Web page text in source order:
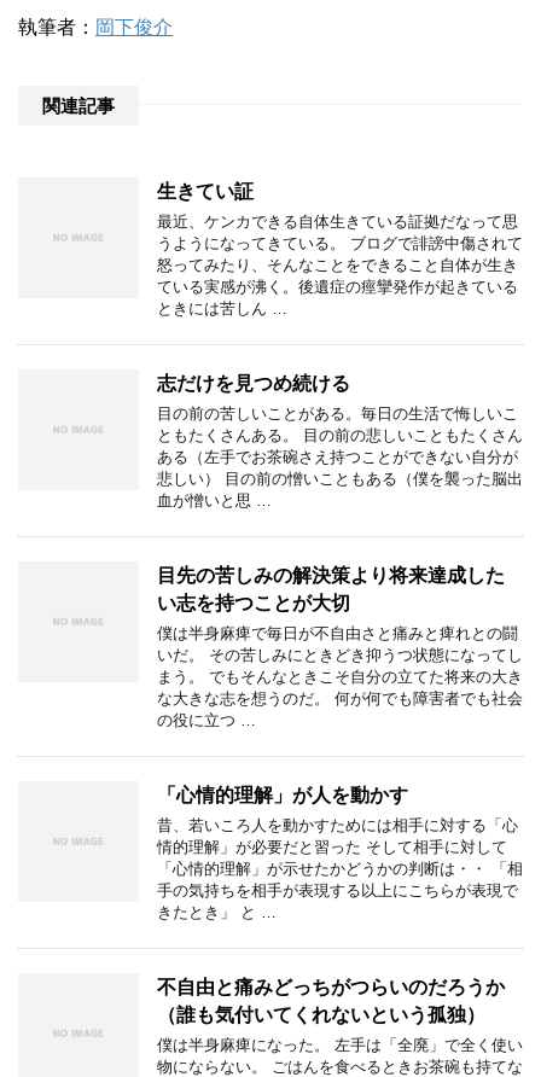
執筆者： 岡下俊介
関連記事
生きてい証
最近、ケンカできる自体生きている証拠だなって思
うようになってきている。 ブログで誹謗中傷されて
怒ってみたり、そんなことをできること自体が生き
ている実感が沸く。後遺症の痙攣発作が起きている
ときには苦しん …
志だけを見つめ続ける
目の前の苦しいことがある。毎日の生活で悔しいこ
ともたくさんある。 目の前の悲しいこともたくさん
ある（左手でお茶碗さえ持つことができない自分が
悲しい） 目の前の憎いこともある（僕を襲った脳出
血が憎いと思 …
目先の苦しみの解決策より将来達成した
い志を持つことが大切
僕は半身麻痺で毎日が不自由さと痛みと痺れとの闘
いだ。 その苦しみにときどき抑うつ状態になってし
まう。 でもそんなときこそ自分の立てた将来の大き
な大きな志を想うのだ。 何が何でも障害者でも社会
の役に立つ …
「心情的理解」が人を動かす
昔、若いころ人を動かすためには相手に対する「心
情的理解」が必要だと習った そして相手に対して
「心情的理解」が示せたかどうかの判断は・・ 「相
手の気持ちを相手が表現する以上にこちらが表現で
きたとき」 と …
不自由と痛みどっちがつらいのだろうか
（誰も気付いてくれないという孤独）
僕は半身麻痺になった。 左手は「全廃」で全く使い
物にならない。 ごはんを食べるときお茶碗も持てな